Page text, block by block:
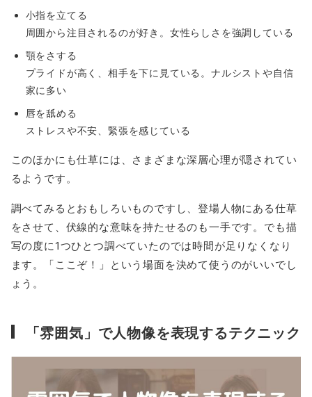
小指を立てる
周囲から注目されるのが好き。女性らしさを強調している
顎をさする
プライドが高く、相手を下に見ている。ナルシストや自信
家に多い
唇を舐める
ストレスや不安、緊張を感じている
このほかにも仕草には、さまざまな深層心理が隠されてい
るようです。
調べてみるとおもしろいものですし、登場人物にある仕草
をさせて、伏線的な意味を持たせるのも一手です。でも描
写の度に1つひとつ調べていたのでは時間が足りなくなり
ます。「ここぞ！」という場面を決めて使うのがいいでし
ょう。
「雰囲気」で人物像を表現するテクニック